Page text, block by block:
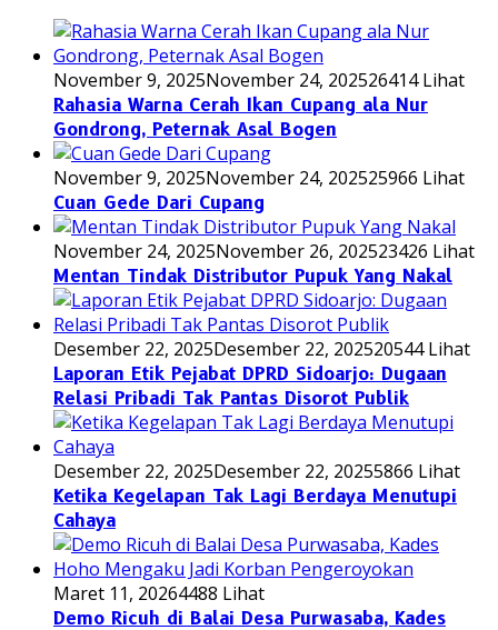
November 9, 2025November 24, 202526414 Lihat
Rahasia Warna Cerah Ikan Cupang ala Nur
Gondrong, Peternak Asal Bogen
November 9, 2025November 24, 202525966 Lihat
Cuan Gede Dari Cupang
November 24, 2025November 26, 202523426 Lihat
Mentan Tindak Distributor Pupuk Yang Nakal
Desember 22, 2025Desember 22, 202520544 Lihat
Laporan Etik Pejabat DPRD Sidoarjo: Dugaan
Relasi Pribadi Tak Pantas Disorot Publik
Desember 22, 2025Desember 22, 20255866 Lihat
Ketika Kegelapan Tak Lagi Berdaya Menutupi
Cahaya
Maret 11, 20264488 Lihat
Demo Ricuh di Balai Desa Purwasaba, Kades